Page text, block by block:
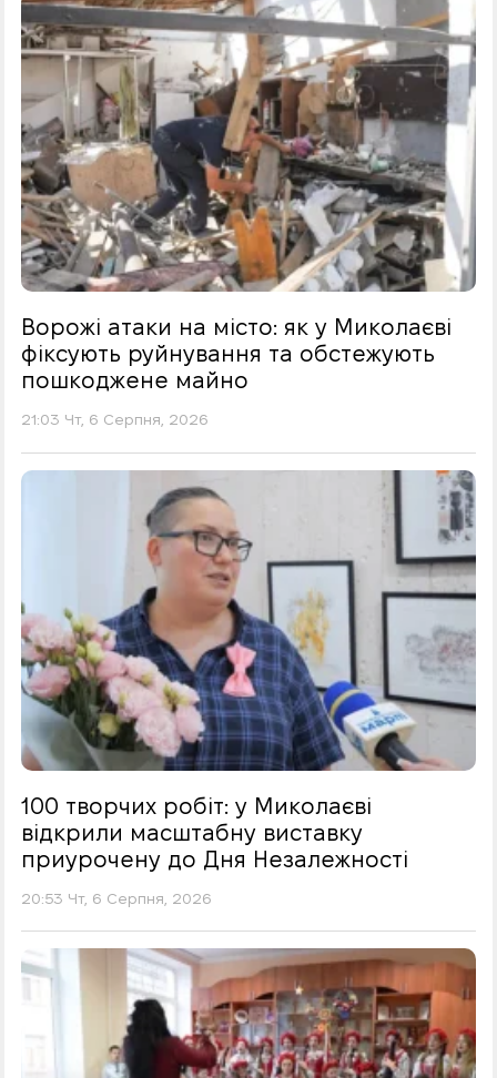
Ворожі атаки на місто: як у Миколаєві
фіксують руйнування та обстежують
пошкоджене майно
21:03 Чт, 6 Серпня, 2026
100 творчих робіт: у Миколаєві
відкрили масштабну виставку
приурочену до Дня Незалежності
20:53 Чт, 6 Серпня, 2026